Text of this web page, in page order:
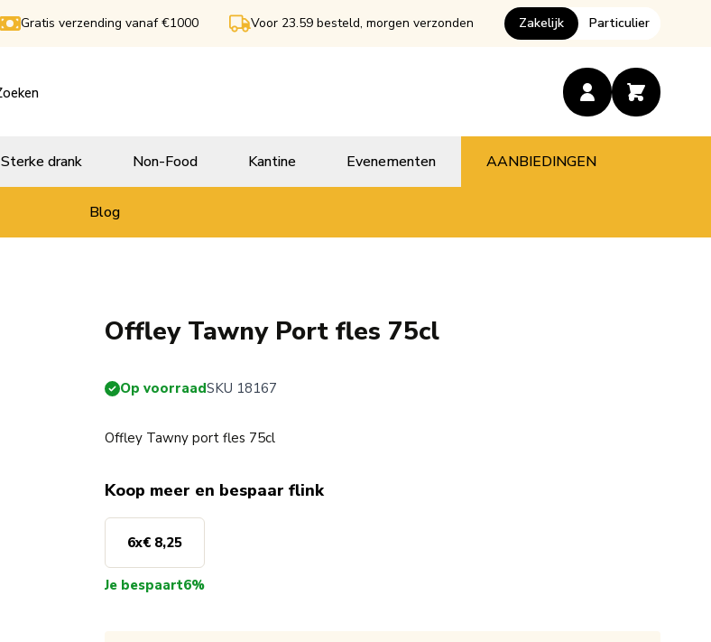
Gratis verzending vanaf €1000 Voor 23.59 besteld, morgen verzonden Zakelijk Particulier
Sterke drank Non-Food Kantine Evenementen AANBIEDINGEN
Blog
Offley Tawny Port fles 75cl
Op voorraadSKU 18167
Offley Tawny port fles 75cl
Koop meer en bespaar flink
6x€ 8,25
Je bespaart6%